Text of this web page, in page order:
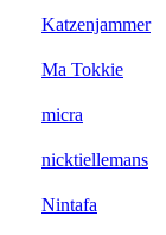
Katzenjammer
Ma Tokkie
micra
nicktiellemans
Nintafa